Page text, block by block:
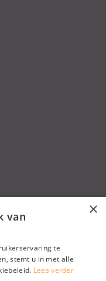
×
van
te
stemt u in met alle
Lees verder